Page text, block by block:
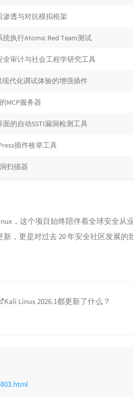
渗透与对抗模拟框架
统执行Atomic Red Team测试
全审计与社会工程学研究工具
现代化调试体验的增强插件
MCP服务器
面的自动SSTI漏洞检测工具
插件枚举工具
扫描器
，这个项目始终陪伴着全球安全从
新，更是对过去 20 年安全社区发展的
Kali Linux 2026.1都更新了什么？